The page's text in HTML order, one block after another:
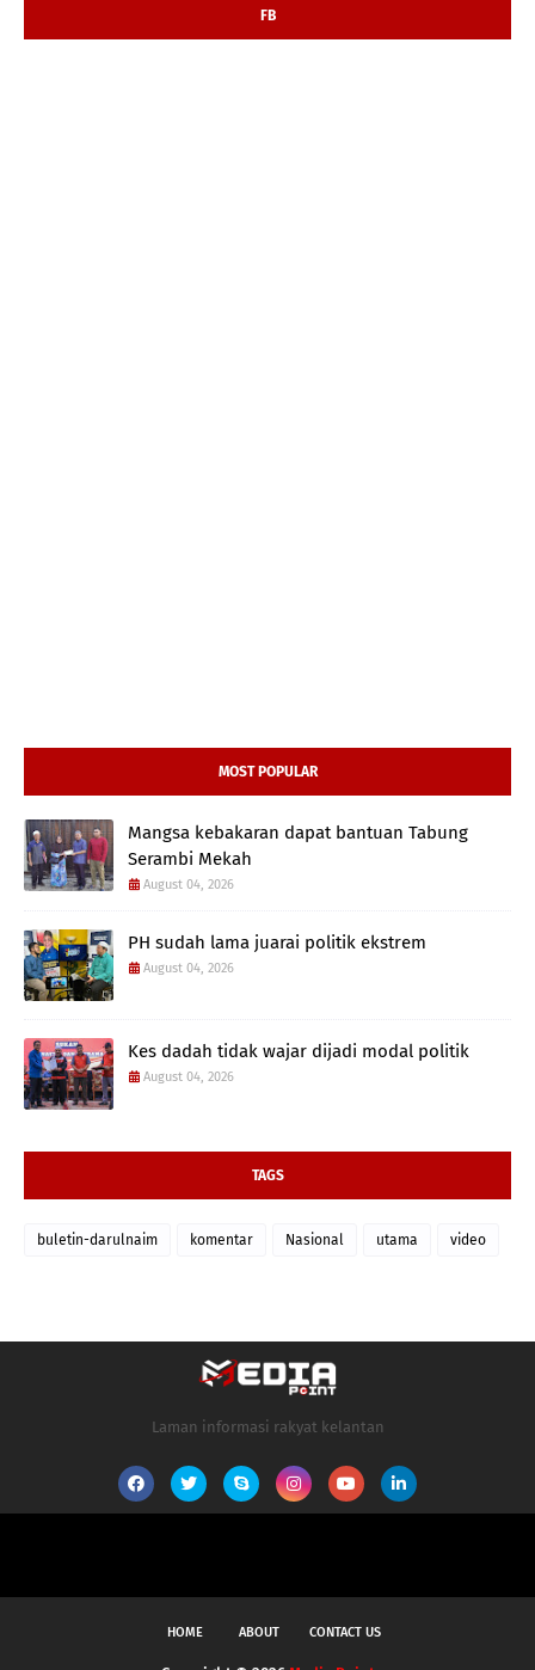
FB
MOST POPULAR
Mangsa kebakaran dapat bantuan Tabung
Serambi Mekah
August 04, 2026
PH sudah lama juarai politik ekstrem
August 04, 2026
Kes dadah tidak wajar dijadi modal politik
August 04, 2026
TAGS
buletin-darulnaim komentar Nasional utama video
Laman informasi rakyat kelantan
HOME ABOUT CONTACT US